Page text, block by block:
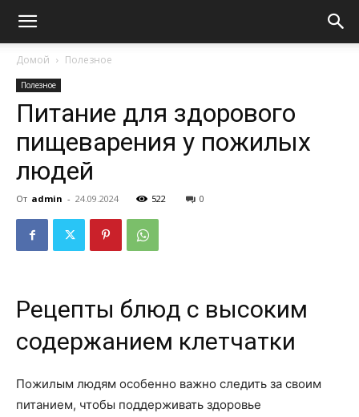
Домой Полезное
Полезное
Питание для здорового
пищеварения у пожилых
людей
От admin - 24.09.2024 522 0
Рецепты блюд с высоким
содержанием клетчатки
Пожилым людям особенно важно следить за своим
питанием, чтобы поддерживать здоровье